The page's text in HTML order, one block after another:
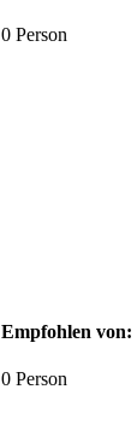
0 Person
Empfohlen von:
0 Person